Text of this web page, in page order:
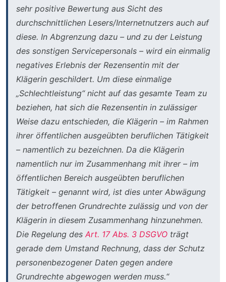
sehr positive Bewertung aus Sicht des
durchschnittlichen Lesers/Internetnutzers auch auf
diese. In Abgrenzung dazu – und zu der Leistung
des sonstigen Servicepersonals – wird ein einmalig
negatives Erlebnis der Rezensentin mit der
Klägerin geschildert. Um diese einmalige
„Schlechtleistung“ nicht auf das gesamte Team zu
beziehen, hat sich die Rezensentin in zulässiger
Weise dazu entschieden, die Klägerin – im Rahmen
ihrer öffentlichen ausgeübten beruflichen Tätigkeit
– namentlich zu bezeichnen. Da die Klägerin
namentlich nur im Zusammenhang mit ihrer – im
öffentlichen Bereich ausgeübten beruflichen
Tätigkeit – genannt wird, ist dies unter Abwägung
der betroffenen Grundrechte zulässig und von der
Klägerin in diesem Zusammenhang hinzunehmen.
Die Regelung des Art. 17 Abs. 3 DSGVO trägt
gerade dem Umstand Rechnung, dass der Schutz
personenbezogener Daten gegen andere
Grundrechte abgewogen werden muss.“